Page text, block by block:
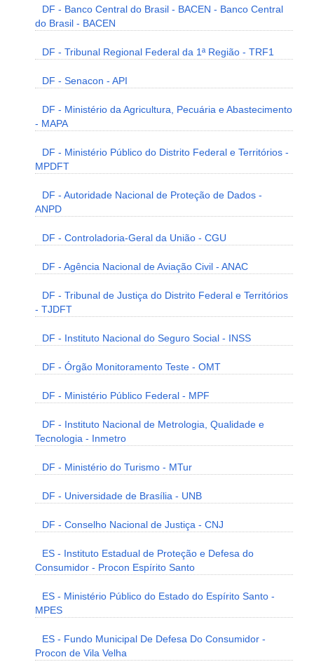
DF - Banco Central do Brasil - BACEN - Banco Central
do Brasil - BACEN
DF - Tribunal Regional Federal da 1ª Região - TRF1
DF - Senacon - API
DF - Ministério da Agricultura, Pecuária e Abastecimento
- MAPA
DF - Ministério Público do Distrito Federal e Territórios -
MPDFT
DF - Autoridade Nacional de Proteção de Dados -
ANPD
DF - Controladoria-Geral da União - CGU
DF - Agência Nacional de Aviação Civil - ANAC
DF - Tribunal de Justiça do Distrito Federal e Territórios
- TJDFT
DF - Instituto Nacional do Seguro Social - INSS
DF - Órgão Monitoramento Teste - OMT
DF - Ministério Público Federal - MPF
DF - Instituto Nacional de Metrologia, Qualidade e
Tecnologia - Inmetro
DF - Ministério do Turismo - MTur
DF - Universidade de Brasília - UNB
DF - Conselho Nacional de Justiça - CNJ
ES - Instituto Estadual de Proteção e Defesa do
Consumidor - Procon Espírito Santo
ES - Ministério Público do Estado do Espírito Santo -
MPES
ES - Fundo Municipal De Defesa Do Consumidor -
Procon de Vila Velha